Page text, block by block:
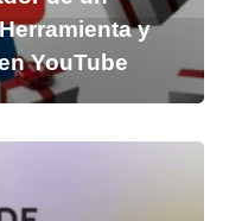
y
YouTube